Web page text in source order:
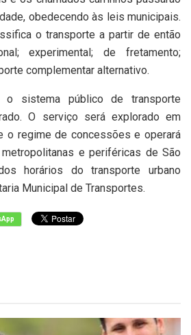
obedecendo às leis municipais.
o transporte a partir de então
experimental; de fretamento;
complementar alternativo.
o sistema público de transporte
O serviço será explorado em
o regime de concessões e operará
e periféricas de São
horários do transporte urbano
Municipal de Transportes.